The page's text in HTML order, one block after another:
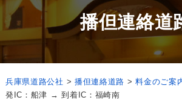
播但連絡道
兵庫県道路公社 > 播但連絡道路 >料金のご案
発IC：船津 → 到着IC：福崎南